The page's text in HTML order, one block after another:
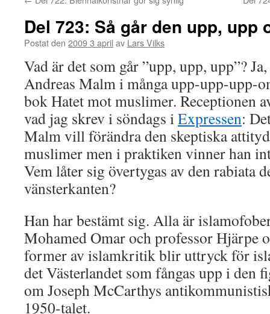
Del 723: Så går den upp, upp
Postat den 2009 3 april av Lars Vilks
Vad är det som går ”upp, upp, upp”?
Andreas Malm i många upp-upp-upp-
bok Hatet mot muslimer. Receptionen
vad jag skrev i söndags iExpressen:
Malm vill förändra den skeptiska
muslimer men i praktiken vinner han
Vem låter sig övertygas av den rabiata
vänsterkanten?
Han har bestämt sig. Alla är
Mohamed Omar och professor Hjärpe
former av islamkritik blir uttryck för
det Västerlandet som fångas upp i den
om Joseph McCarthys
1950-talet.